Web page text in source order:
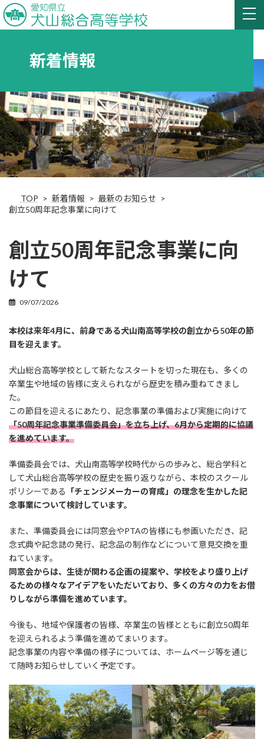
新着情報
TOP 新着情報
最新のお知らせ
創立50周年記念事業に向けて
創立50周年記念事業に向
けて
09/07/2026
本校は来年4月に、前身である犬山南高等学校の創立から50年の節
目を迎えます。
犬山総合高等学校として新たなスタートを切った現在も、多くの
卒業生や地域の皆様に支えられながら歴史を積み重ねてきまし
た。
この節目を迎えるにあたり、記念事業の準備および実施に向けて
「50周年記念事業準備委員会」を立ち上げ、6月から定期的に協議
を進めています。
準備委員会では、犬山南高等学校時代からの歩みと、総合学科と
して犬山総合高等学校の歴史を振り返りながら、本校のスクール
ポリシーである
「チェンジメーカーの育成」の理念を生かした記
念事業について検討しています。
また、準備委員会には同窓会やPTAの皆様にも参画いただき、記
念式典や記念誌の発行、記念品の制作などについて意見交換を重
ねています。
同窓会からは、生徒が関わる企画の提案や、学校をより盛り上げ
るための様々なアイデアをいただいており、多くの方々の力をお借
りしながら準備を進めています。
今後も、地域や保護者の皆様、卒業生の皆様とともに創立50周年
を迎えられるよう準備を進めてまいります。
記念事業の内容や準備の様子については、ホームページ等を通じ
て随時お知らせしていく予定です。